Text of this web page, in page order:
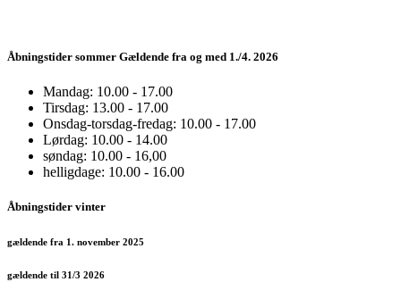
Åbningstider sommer Gældende fra og med 1./4. 2026
Mandag: 10.00 - 17.00
Tirsdag: 13.00 - 17.00
Onsdag-torsdag-fredag: 10.00 - 17.00
Lørdag: 10.00 - 14.00
søndag: 10.00 - 16,00
helligdage: 10.00 - 16.00
Åbningstider vinter
gældende fra 1. november 2025
gældende til 31/3 2026